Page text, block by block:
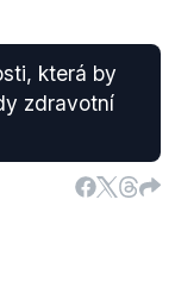
která by
zdravotní